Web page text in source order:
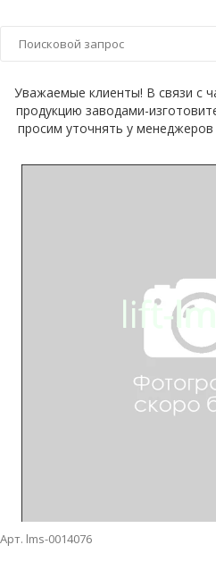
Уважаемые клиенты! В связи с
продукцию заводами-
просим уточнять у
Арт. lms-0014076